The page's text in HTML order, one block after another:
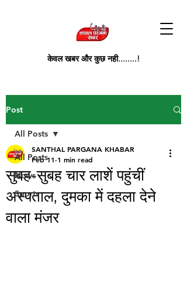
केवल खबर और कुछ नही........!
Post
All Posts
News
Sports
All Posts
सुबह-सुबह चार लाशें पहुंचीं
अस्पताल, दुमका में दहला देने
वाला मंजर
SANTHAL PARGANA KHABAR
Feb 11 1 min read